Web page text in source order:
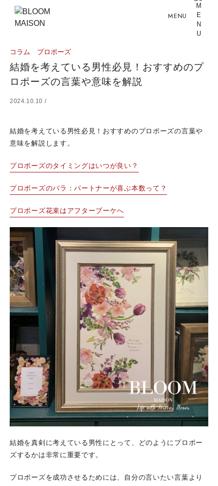
MENU
コラム プロポーズ
結婚を考えている男性必見！おすすめのプ
ロポーズの言葉や意味を解説
2024.10.10 /
結婚を考えている男性必見！おすすめのプロポーズの言葉や
意味を解説します。
プロポーズのタイミングはいつが良い？
プロポーズのバラ：パートナーが喜ぶ本数って？
プロポーズ花束はアフターブーケへ
結婚を真剣に考えている男性にとって、どのようにプロポー
ズするかは非常に重要です。
プロポーズを成功させるためには、自分の言いたい言葉より